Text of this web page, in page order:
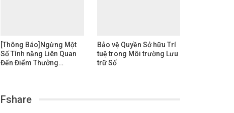
[Thông Báo]Ngừng Một
Số Tính năng Liên Quan
Đến Điểm Thưởng…
Bảo vệ Quyền Sở hữu Trí
tuệ trong Môi trường Lưu
trữ Số
Fshare